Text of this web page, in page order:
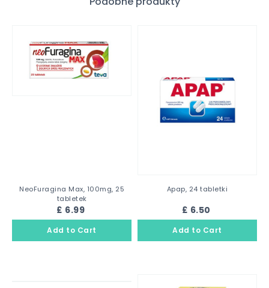
NeoFuragina Max, 100mg, 25
tabletek
£ 6.99
Apap, 24 tabletki
£ 6.50